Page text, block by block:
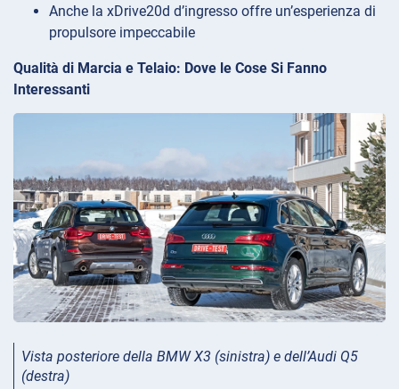
Anche la xDrive20d d’ingresso offre un’esperienza di
propulsore impeccabile
Qualità di Marcia e Telaio: Dove le Cose Si Fanno
Interessanti
Vista posteriore della BMW X3 (sinistra) e dell’Audi Q5
(destra)